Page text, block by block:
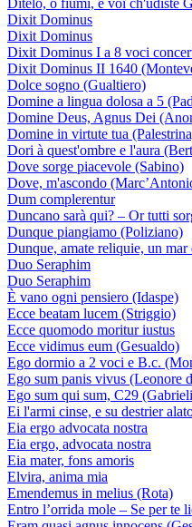
Ditelo, o fiumi, e voi ch'udiste
Dixit Dominus
Dixit Dominus
Dixit Dominus I a 8 voci
Dixit Dominus II 1640
Dolce sogno (Gualtiero)
Domine a lingua dolosa a 5
Domine Deus, Agnus Dei
Domine in virtute tua
Dori à quest'ombre e l'aura
Dove sorge piacevole (Sabino)
Dove, m'ascondo
Dum complerentur
Duncano sarà qui? – Or tutti
Dunque piangiamo (Poliziano)
Dunque, amate reliquie, un mar
Duo Seraphim
Duo Seraphim
È vano ogni pensiero (Idaspe)
Ecce beatam lucem (Striggio)
Ecce quomodo moritur iustus
Ecce vidimus eum (Gesualdo)
Ego dormio a 2 voci e B.c.
Ego sum panis vivus (Leonore
Ego sum qui sum, C29
Ei l'armi cinse, e su destrier
Eia ergo advocata nostra
Eia ergo, advocata nostra
Eia mater, fons amoris
Elvira, anima mia
Emendemus in melius (Rota)
Entro l’orrida mole – Se per te